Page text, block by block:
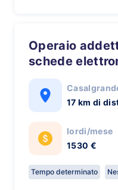
Operaio addetta/o al montaggio
schede
17 km di
lordi/mese
1530 €
Tempo determinato